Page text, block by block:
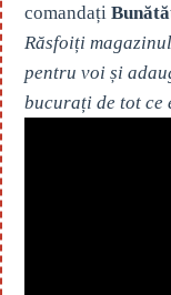
comandați
Răsfoiți
pentru voi și
bucurați de tot ce